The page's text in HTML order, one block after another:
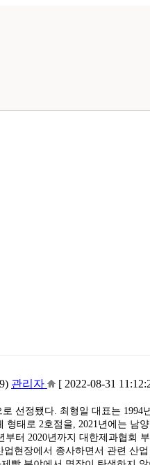
관리자 [ 2022-08-31
선정됐다. 최형일 대표는
태로 2호점을, 2021년에는 남
터 2020년까지 대한제과협회
현장에서 종사하면서 관련 산